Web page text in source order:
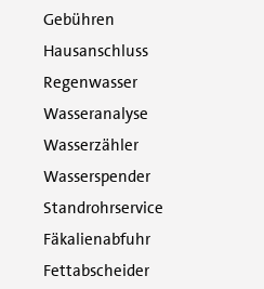
Gebühren
Hausanschluss
Regenwasser
Wasseranalyse
Wasserzähler
Wasserspender
Standrohrservice
Fäkalienabfuhr
Fettabscheider